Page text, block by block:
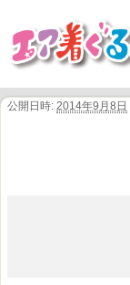
公開日時: 2014年9月8日